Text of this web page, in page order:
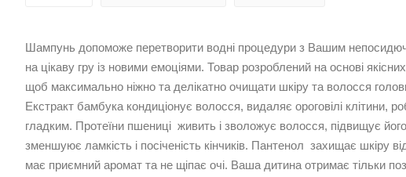
Шампунь допоможе перетворити водні процедури з Вашим
на цікаву гру із новими емоціями. Товар розроблений на основі
щоб максимально ніжно та делікатно очищати шкіру та волосся
Екстракт бамбука кондиціонує волосся, видаляє ороговілі клітини,
гладким. Протеїни пшениці живить і зволожує волосся, підвищує його
зменшуює ламкість і посіченість кінчиків. Пантенол захищає шкіру
має приємний аромат та не щіпає очі. Ваша дитина отримає тільки